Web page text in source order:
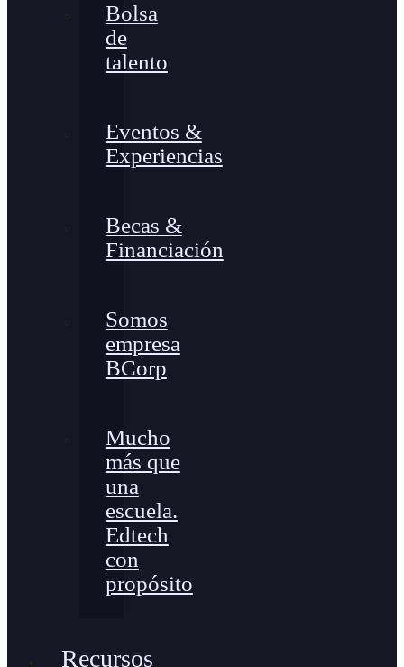
Bolsa
de
talento
Eventos &
Experiencias
Becas &
Financiación
Somos
empresa
BCorp
Mucho
más que
una
escuela.
Edtech
con
propósito
Recursos